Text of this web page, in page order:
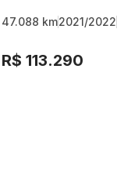
47.088 km2021/2022
R$ 113.290